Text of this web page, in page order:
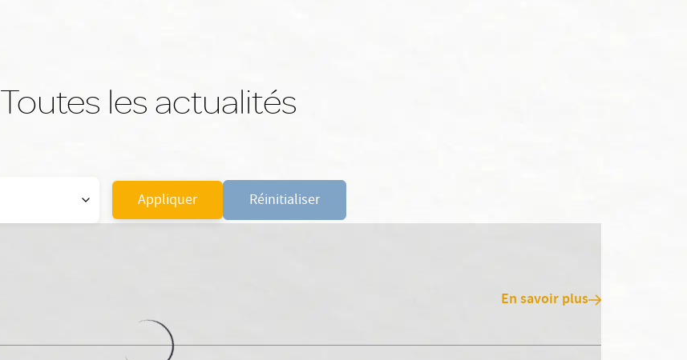
Toutes les actualités
Appliquer Réinitialiser
En savoir plus